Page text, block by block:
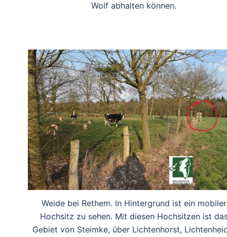
Wolf abhalten können.
Weide bei Rethem. In Hintergrund ist ein mobiler
Hochsitz zu sehen. Mit diesen Hochsitzen ist
Gebiet von Steimke, über Lichtenhorst,